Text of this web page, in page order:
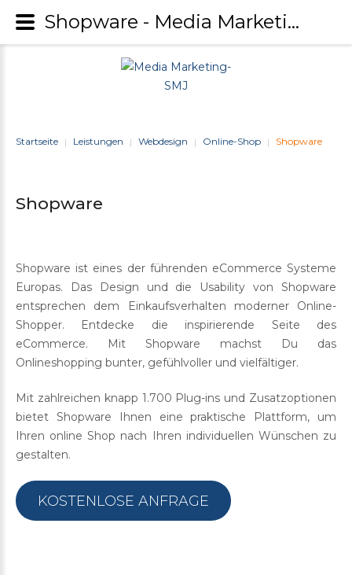
Startseite | Leistungen | Webdesign | Online-Shop | Shopware
Shopware
Shopware ist eines der führenden eCommerce Systeme
Europas. Das Design und die Usability von Shopware
entsprechen dem Einkaufsverhalten moderner Online-
Shopper. Entdecke die inspirierende Seite des
eCommerce. Mit Shopware machst Du das
Onlineshopping bunter, gefühlvoller und vielfältiger.
Mit zahlreichen knapp 1.700 Plug-ins und Zusatzoptionen
bietet Shopware Ihnen eine praktische Plattform, um
Ihren online Shop nach Ihren individuellen Wünschen zu
gestalten.
KOSTENLOSE ANFRAGE
Shopware - Media Marketing-SMJ